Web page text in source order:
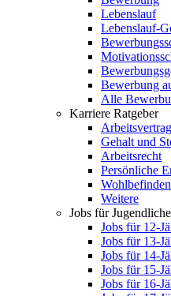
Lebenslauf
Lebenslauf-
Bewerbung
Alle
Karriere Ratgeber
Arbeitsvertrag
Gehalt und
Arbeitsrecht
Persönliche
Wohlbefinden
Weitere
Jobs für Jugendliche
Jobs für 12-
Jobs für 13-
Jobs für 14-
Jobs für 15-
Jobs für 16-